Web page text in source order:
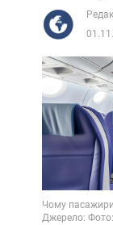
Чому
Джерело: